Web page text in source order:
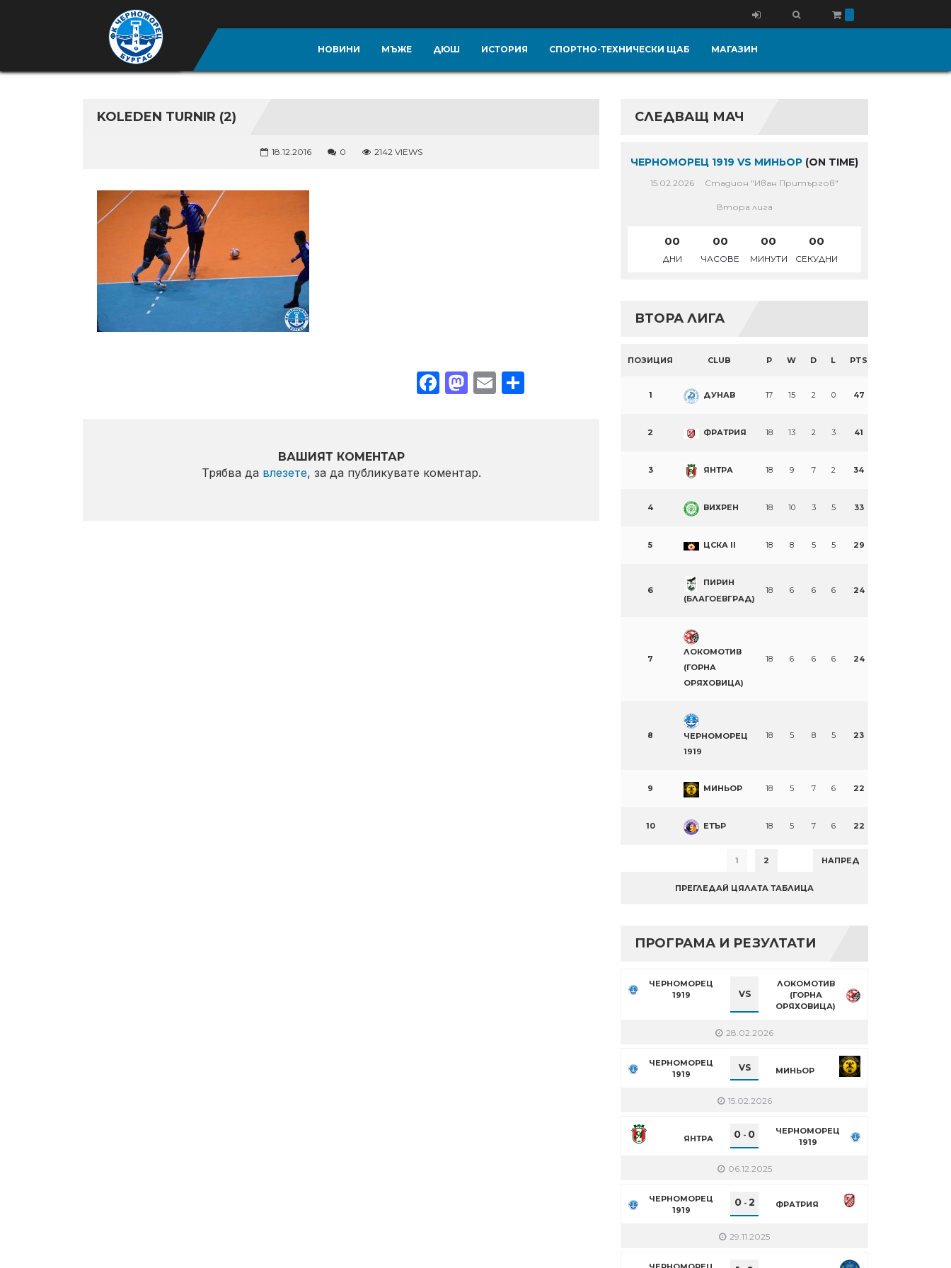
НОВИНИ МЪЖЕ ДЮШ ИСТОРИЯ СПОРТНО-ТЕХНИЧЕСКИ ЩАБ МАГАЗИН
KOLEDEN TURNIR (2)
18.12.2016 0 2142 VIEWS
Facebook
Mastodon
EmailShare
ВАШИЯТ КОМЕНТАР
Трябва да влезете, за да публикувате коментар.
СЛЕДВАЩ МАЧ
ЧЕРНОМОРЕЦ 1919 VS МИНЬОР (ON TIME)
15.02.2026 Стадион "Иван Притъргов"
Втора лига
00
ДНИ
00
ЧАСОВЕ
00
МИНУТИ
00
СЕКУДНИ
ВТОРА ЛИГА
ПОЗИЦИЯ CLUB P W D L PTS
1 ДУНАВ 17 15 2 0 47
2 ФРАТРИЯ 18 13 2 3 41
3 ЯНТРА 18 9 7 2 34
4 ВИХРЕН 18 10 3 5 33
5 ЦСКА II 18 8 5 5 29
6
ПИРИН
(БЛАГОЕВГРАД)
18 6 6 6 24
7
ЛОКОМОТИВ
(ГОРНА
ОРЯХОВИЦА)
18 6 6 6 24
8
ЧЕРНОМОРЕЦ
1919
18 5 8 5 23
9 МИНЬОР 18 5 7 6 22
10 ЕТЪР 18 5 7 6 22
1 2 НАПРЕД
ПРЕГЛЕДАЙ ЦЯЛАТА ТАБЛИЦА
ПРОГРАМА И РЕЗУЛТАТИ
ЧЕРНОМОРЕЦ
1919
VS
ЛОКОМОТИВ
(ГОРНА
ОРЯХОВИЦА)
28.02.2026
ЧЕРНОМОРЕЦ
1919
VS МИНЬОР
15.02.2026
ЯНТРА 0 - 0
ЧЕРНОМОРЕЦ
1919
06.12.2025
ЧЕРНОМОРЕЦ
1919
0- 2 ФРАТРИЯ
29.11.2025